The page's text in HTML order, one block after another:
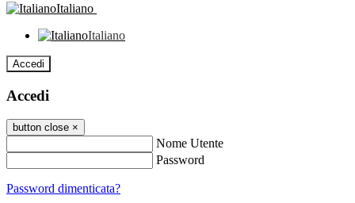
Italiano
Italiano
Accedi
Accedi
button close ×
Nome Utente
Password
Password dimenticata?